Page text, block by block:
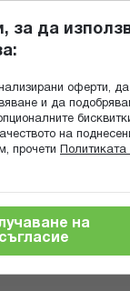
ПОПИТАЙ
ДОБАВКИ
X 3 KESSEL
за да
оферти, да
и да
на
прочети
Политиката
на
съгласие